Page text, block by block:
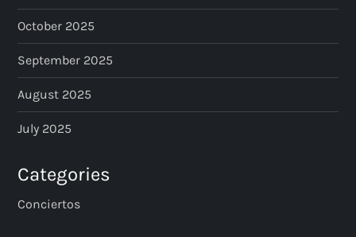
o
n
October 2025
September 2025
August 2025
July 2025
Categories
Conciertos